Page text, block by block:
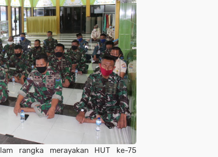
rangka merayakan HUT ke-75